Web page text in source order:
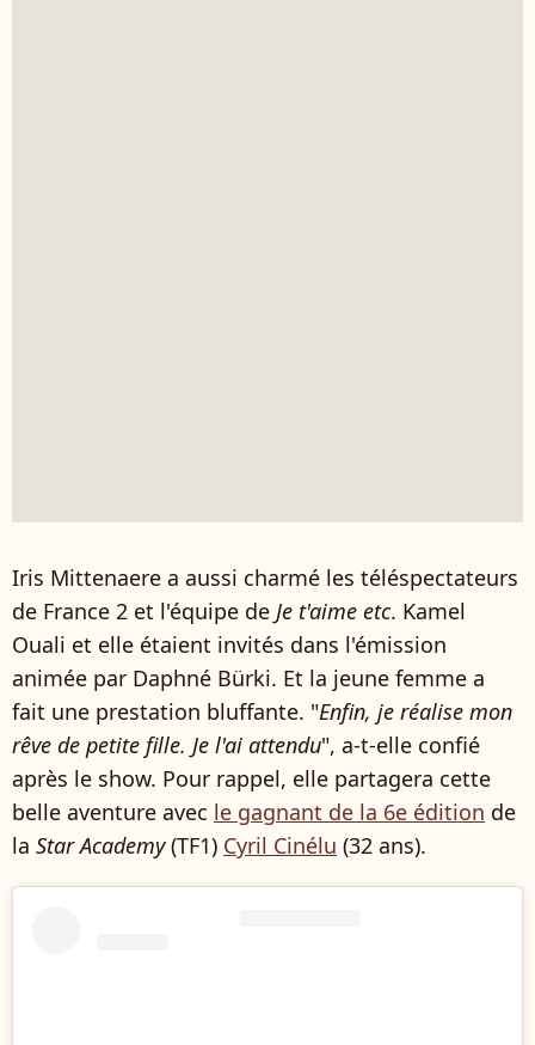
Iris Mittenaere a aussi charmé les téléspectateurs
de France 2 et l'équipe de Je t'aime etc. Kamel
Ouali et elle étaient invités dans l'émission
animée par Daphné Bürki. Et la jeune femme a
fait une prestation bluffante. "Enfin, je réalise mon
rêve de petite fille. Je l'ai attendu", a-t-elle confié
après le show. Pour rappel, elle partagera cette
belle aventure avec le gagnant de la 6e édition de
la Star Academy(TF1) Cyril Cinélu (32 ans).